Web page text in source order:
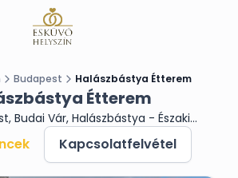
Budapest Halászbástya Étterem
Étterem
1014 Budapest, Budai Vár, Halászbástya - Északi Híradástorony
Kapcsolatfelvétel